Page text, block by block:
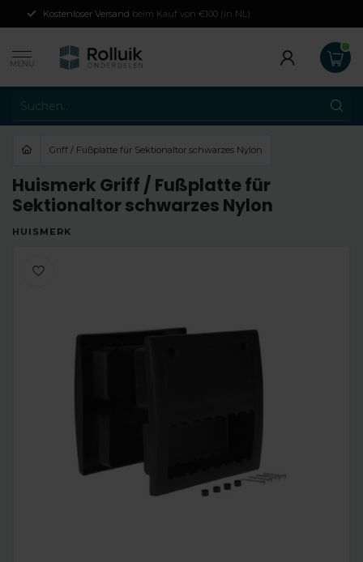
Kostenloser Versand beim Kauf von €100 (in NL)
MENU
Griff / Fußplatte für Sektionaltor schwarzes Nylon
Huismerk Griff / Fußplatte für
Sektionaltor schwarzes Nylon
HUISMERK